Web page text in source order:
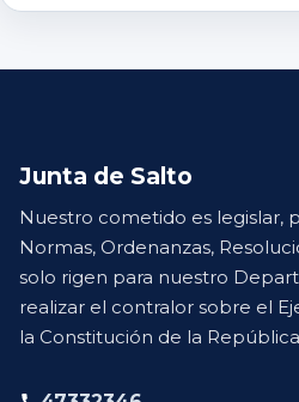
Junta de Salto
Nuestro cometido es legislar,
Normas, Ordenanzas,
solo rigen para nuestro
realizar el contralor sobre el
la Constitución de la